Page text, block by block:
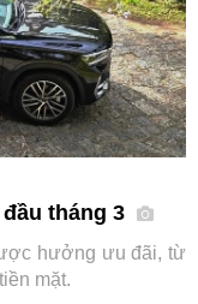
tháng 3
hưởng ưu đãi, từ
mặt.